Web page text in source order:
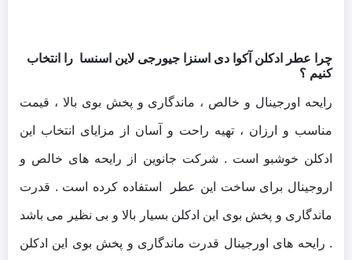
چرا عطر ادکلن آکوا دی اسنزا جیورجی لاین اسنسا را انتخاب
کنیم ؟
رایحه اورجینال و خالص ، ماندگاری و پخش بوی بالا ، قیمت
مناسب و ارزان ، تهیه راحت و آسان از مزایای انتخاب این
ادکلن خوشبو است . شرکت جانوین از رایحه های خالص و
اروجینال برای ساخت این عطر استفاده کرده است . قدرت
ماندگاری و پخش بوی این ادکلن بسیار بالا و بی نظیر می باشد
. رایحه های اورجینال قدرت ماندگاری و پخش بوی این ادکلن